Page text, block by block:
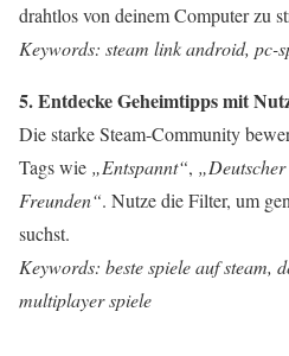
drahtlos von deinem Computer zu
Keywords: steam link android, pc-
5. Entdecke Geheimtipps mit
Die starke Steam-Community
Tags wie „Entspannt“,
Freunden“. Nutze die Filter, um
suchst.
Keywords: beste spiele auf steam,
multiplayer spiele